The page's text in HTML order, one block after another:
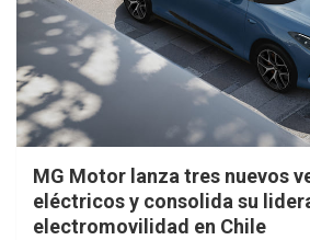
MG Motor lanza tres nuevos
eléctricos y consolida su
electromovilidad en Chile